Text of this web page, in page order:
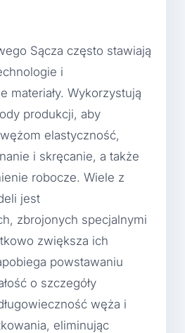
Sącza często stawiają
i
materiały. Wykorzystują
produkcji, aby
elastyczność,
i skręcanie, a także
robocze. Wiele z
jest
zbrojonych specjalnymi
zwiększa ich
powstawaniu
o szczegóły
węża i
eliminując